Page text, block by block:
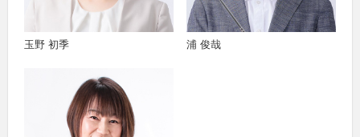
玉野 初季 浦 俊哉